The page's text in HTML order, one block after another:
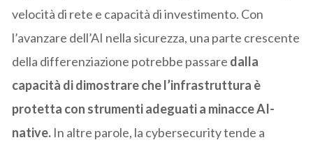
velocità di rete e capacità di investimento. Con
l’avanzare dell’AI nella sicurezza, una parte crescente
della differenziazione potrebbe passare dalla
capacità di dimostrare che l’infrastruttura è
protetta con strumenti adeguati a minacce AI-
native. In altre parole, la cybersecurity tende a